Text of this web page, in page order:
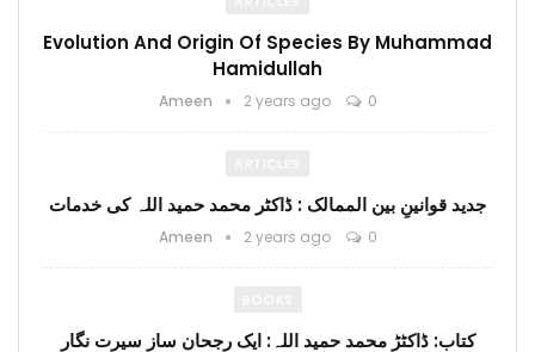
Evolution And Origin Of Species By Muhammad
Hamidullah
Ameen 2 years ago 0
جدید قوانینِ بین الممالک : ڈاکٹر محمد حمید اللہ کی خدمات
Ameen 2 years ago 0
کتاب: ڈاکٹڑ محمد حمید اللہ: ایک رجحان ساز سیرت نگار